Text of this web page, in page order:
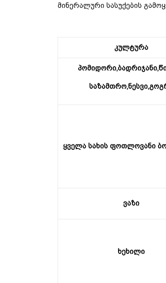
მინერალური სასუქების
კულტურა
ყველა სახის ფოთლოვანი
ვაზი
ხეხილი